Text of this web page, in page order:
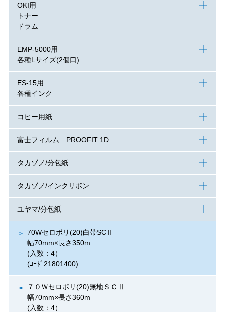
OKI用
トナー
ドラム
EMP-5000用
各種Lサイズ(2個口)
ES-15用
各種インク
コピー用紙
富士フィルム PROOFIT 1D
タカゾノ/分包紙
タカゾノ/インクリボン
ユヤマ/分包紙
70Wセロポリ(20)白帯SCⅡ
幅70mm×長さ350m
(入数：4）
(ｺｰﾄﾞ21801400)
７０Ｗセロポリ(20)無地ＳＣⅡ
幅70mm×長さ360m
(入数：4）